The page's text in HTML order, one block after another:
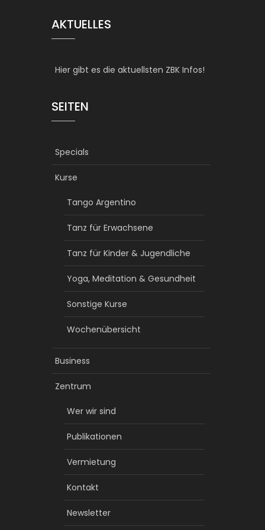
AKTUELLES
Hier gibt es die aktuellsten ZBK Infos!
SEITEN
Specials
Kurse
Tango Argentino
Tanz für Erwachsene
Tanz für Kinder & Jugendliche
Yoga, Meditation & Gesundheit
Sonstige Kurse
Wochenübersicht
Business
Zentrum
Wer wir sind
Publikationen
Vermietung
Kontakt
Newsletter